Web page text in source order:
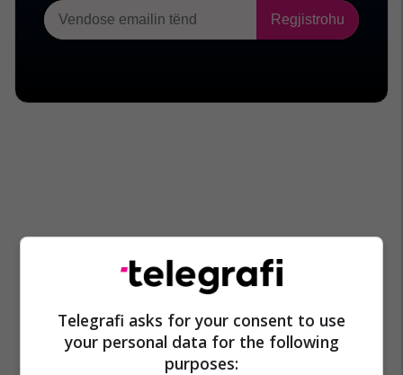
Telegrafi asks for your consent to use
your personal data for the following
purposes: